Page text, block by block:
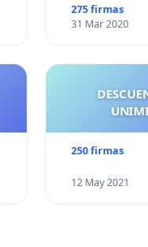
275 firmas
31 Mar 2020
250 firmas
12 May 2021